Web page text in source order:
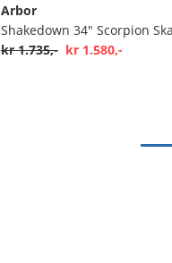
Arbor
Shakedown 34" Scorpion
kr 1.735,- kr 1.580,-